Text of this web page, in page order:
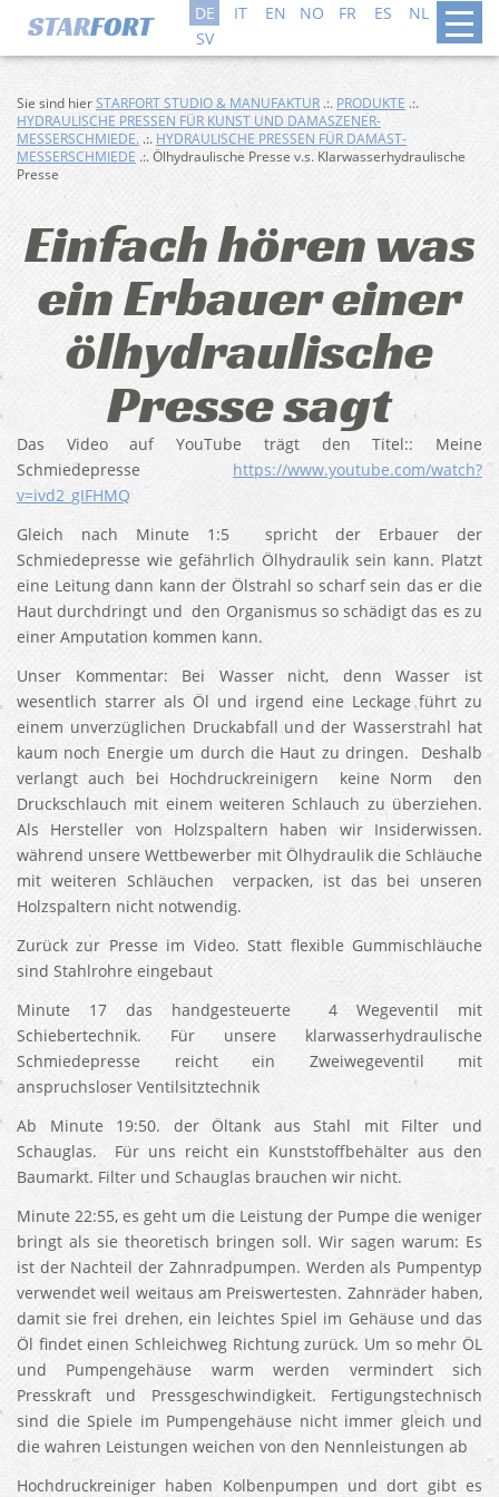
DE IT EN NO FR ES NL
DA
SV
Sie sind hierSTARFORT STUDIO & MANUFAKTUR .:. PRODUKTE .:.
HYDRAULISCHE PRESSEN FÜR KUNST UND DAMASZENER-
MESSERSCHMIEDE. .:. HYDRAULISCHE PRESSEN FÜR DAMAST-
MESSERSCHMIEDE .:. Ölhydraulische Presse v.s. Klarwasserhydraulische
Presse
Einfach hören was
ein Erbauer einer
ölhydraulische
Presse sagt
Das Video auf YouTube trägt den Titel:: Meine
Schmiedepresse https://www.youtube.com/watch?
v=ivd2_gIFHMQ
Gleich nach Minute 1:5 spricht der Erbauer der
Schmiedepresse wie gefährlich Ölhydraulik sein kann. Platzt
eine Leitung dann kann der Ölstrahl so scharf sein das er die
Haut durchdringt und den Organismus so schädigt das es zu
einer Amputation kommen kann.
Unser Kommentar: Bei Wasser nicht, denn Wasser ist
wesentlich starrer als Öl und irgend eine Leckage führt zu
einem unverzüglichen Druckabfall und der Wasserstrahl hat
kaum noch Energie um durch die Haut zu dringen. Deshalb
verlangt auch bei Hochdruckreinigern keine Norm den
Druckschlauch mit einem weiteren Schlauch zu überziehen.
Als Hersteller von Holzspaltern haben wir Insiderwissen.
während unsere Wettbewerber mit Ölhydraulik die Schläuche
mit weiteren Schläuchen verpacken, ist das bei unseren
Holzspaltern nicht notwendig.
Zurück zur Presse im Video. Statt flexible Gummischläuche
sind Stahlrohre eingebaut
Minute 17 das handgesteuerte 4 Wegeventil mit
Schiebertechnik. Für unsere klarwasserhydraulische
Schmiedepresse reicht ein Zweiwegeventil mit
anspruchsloser Ventilsitztechnik
Ab Minute 19:50. der Öltank aus Stahl mit Filter und
Schauglas. Für uns reicht ein Kunststoffbehälter aus den
Baumarkt. Filter und Schauglas brauchen wir nicht.
Minute 22:55, es geht um die Leistung der Pumpe die weniger
bringt als sie theoretisch bringen soll. Wir sagen warum: Es
ist der Nachteil der Zahnradpumpen. Werden als Pumpentyp
verwendet weil weitaus am Preiswertesten. Zahnräder haben,
damit sie frei drehen, ein leichtes Spiel im Gehäuse und das
Öl findet einen Schleichweg Richtung zurück. Um so mehr ÖL
und Pumpengehäuse warm werden vermindert sich
Presskraft und Pressgeschwindigkeit. Fertigungstechnisch
sind die Spiele im Pumpengehäuse nicht immer gleich und
die wahren Leistungen weichen von den Nennleistungen ab
Hochdruckreiniger haben Kolbenpumpen und dort gibt es